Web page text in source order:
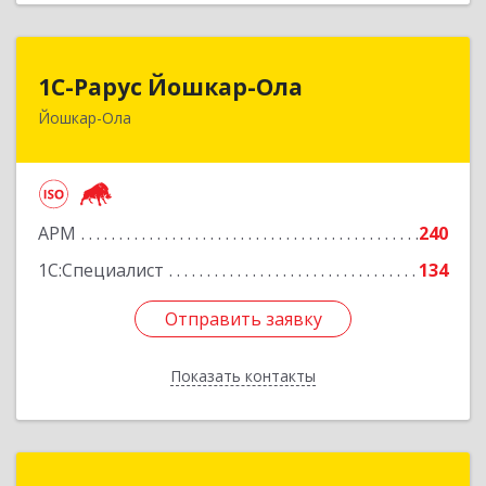
1С-Рарус Йошкар-Ола
Йошкар-Ола
АРМ
240
1С:Специалист
134
Отправить заявку
Показать контакты
424004, Марий Эл Респ, Йошкар-Ола г, Волкова
Отправить заявку
Назад